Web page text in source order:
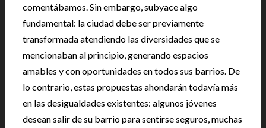
comentábamos. Sin embargo, subyace algo
fundamental: la ciudad debe ser previamente
transformada atendiendo las diversidades que se
mencionaban al principio, generando espacios
amables y con oportunidades en todos sus barrios. De
lo contrario, estas propuestas ahondarán todavía más
en las desigualdades existentes: algunos jóvenes
desean salir de su barrio para sentirse seguros, muchas